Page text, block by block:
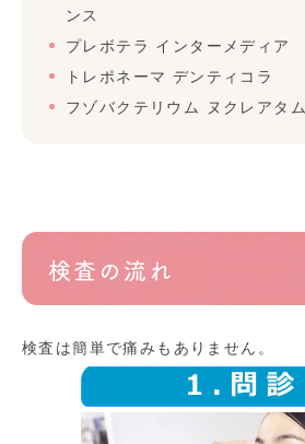
ンス
プレボテラ インターメディア
トレポネーマ デンティコラ
フゾバクテリウム ヌクレアタム
検査の流れ
検査は簡単で痛みもありません。